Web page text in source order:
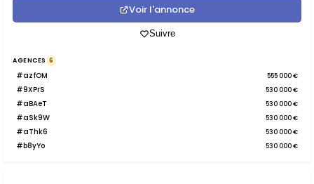
Voir l'annonce
Suivre
AGENCES 6
#azfOM 555 000 €
#9XPrS 530 000 €
#aBAeT 530 000 €
#aSk9W 530 000 €
#aThk6 530 000 €
#b8yYo 530 000 €